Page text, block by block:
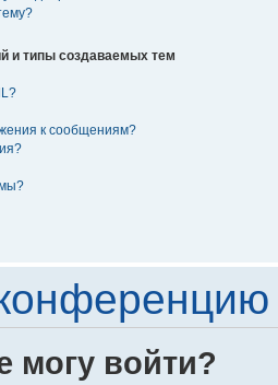
и типы создаваемых тем
к сообщениям?
могу войти?